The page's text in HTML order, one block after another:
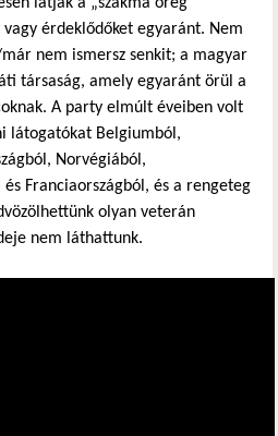
érdeklődőket egyaránt. Nem
nem ismersz senkit; a magyar
társaság, amely egyaránt örül a
A party elmúlt éveiben volt
látogatókat Belgiumból,
Norvégiából,
Franciaországból, és a rengeteg
olyan veterán
nem láthattunk.